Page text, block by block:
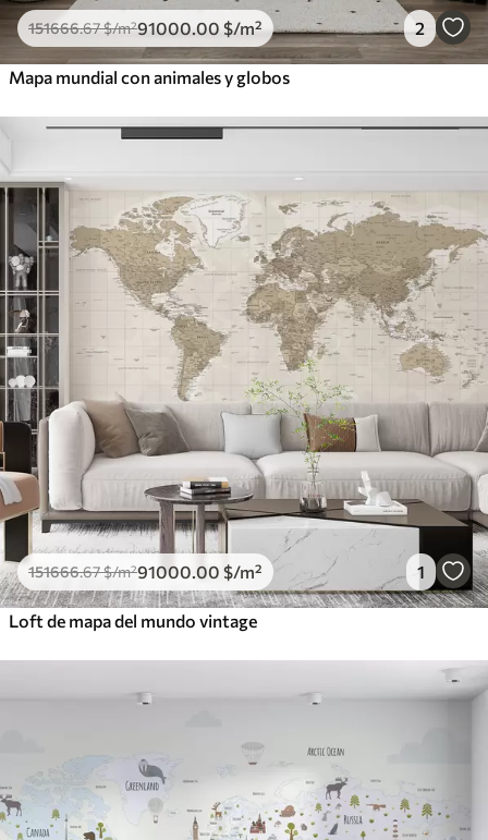
151666.67$/m²91000.00 $/m² 2
Mapa mundial con animales y globos
151666.67$/m²91000 .00 $/m² 1
Loft de mapa del mundo vintage